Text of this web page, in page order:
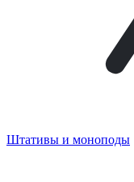
Штативы и моноподы